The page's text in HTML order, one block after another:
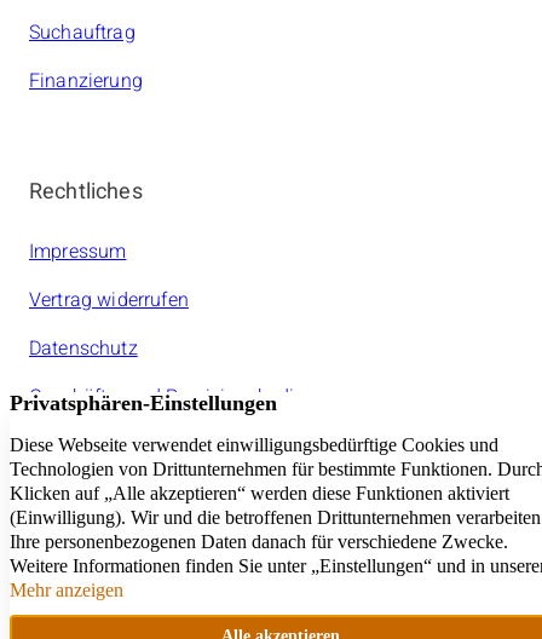
Suchauftrag
Finanzierung
Rechtliches
Impressum
Vertrag widerrufen
Datenschutz
Geschäfts- und Provisionsbedinungen
Jeder amarc21Franchisepartner ist ein rechtlich
selbstständiger Unternehmer.